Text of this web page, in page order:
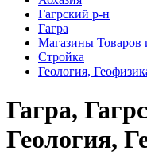
Гагрский р-н
Гагра
Магазины Товаров
Стройка
Геология,
Гагра,
Геология,